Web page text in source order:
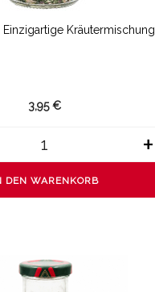
Einzigartige Kräutermischung
3,95 €
+
DEN WARENKORB